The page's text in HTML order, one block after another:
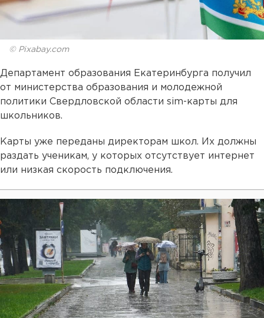
© Pixabay.com
Департамент образования Екатеринбурга получил
от министерства образования и молодежной
политики Свердловской области sim-карты для
школьников.
Карты уже переданы директорам школ. Их должны
раздать ученикам, у которых отсутствует интернет
или низкая скорость подключения.